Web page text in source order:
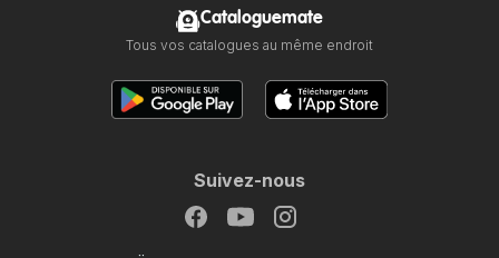
Cataloguemate
Tous vos catalogues au même endroit
Suivez-nous